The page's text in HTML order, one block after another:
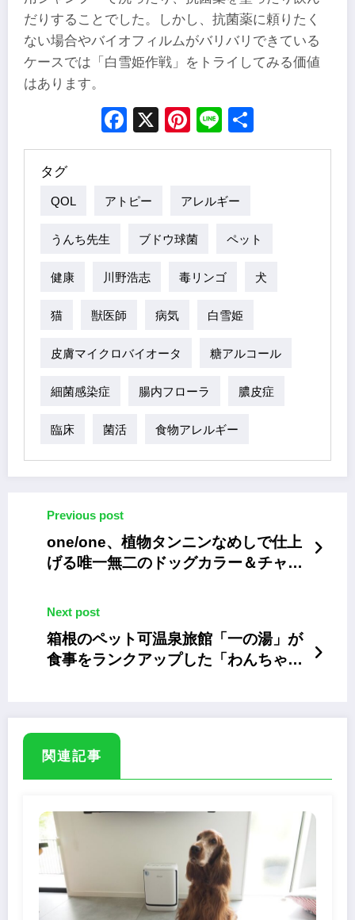
だりすることでした。しかし、抗菌薬に頼りたく
ない場合やバイオフィルムがバリバリできている
ケースでは「白雪姫作戦」をトライしてみる価値
はあります。
Facebook
X Pinterest
Line
タグ
QOL アトピー アレルギー
うんち先生 ブドウ球菌 ペット
健康 川野浩志 毒リンゴ 犬
猫 獣医師 病気 白雪姫
皮膚マイクロバイオータ 糖アルコール
細菌感染症 腸内フローラ 膿皮症
臨床 菌活 食物アレルギー
Previous post
one/one、植物タンニンなめしで仕上
げる唯一無二のドッグカラー＆チャー
Next post
箱根のペット可温泉旅館「⼀の湯」が
食事をランクアップした「わんちゃん
関連記事